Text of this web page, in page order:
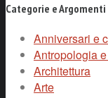
Categorie e Argomenti
Anniversari e
Antropologia
Architettura
Arte